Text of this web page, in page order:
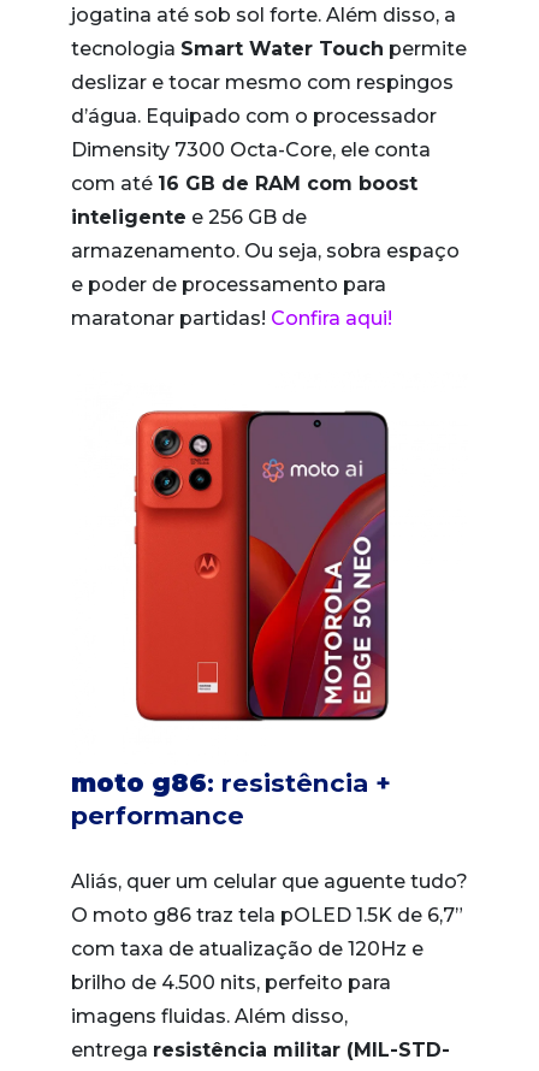
jogatina até sob sol forte. Além disso, a
tecnologia Smart Water Touch permite
deslizar e tocar mesmo com respingos
d’água. Equipado com o processador
Dimensity 7300 Octa-Core, ele conta
com até 16 GB de RAM com boost
inteligente e 256 GB de
armazenamento. Ou seja, sobra espaço
e poder de processamento para
maratonar partidas! Confira aqui!
moto g86: resistência +
performance
Aliás, quer um celular que aguente tudo?
O moto g86 traz tela pOLED 1.5K de 6,7”
com taxa de atualização de 120Hz e
brilho de 4.500 nits, perfeito para
imagens fluidas. Além disso,
entrega resistência militar (MIL-STD-